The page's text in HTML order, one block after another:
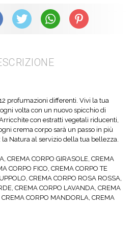
X (Twitter) WhatsAppPinterest
profumazioni differenti. Vivi la tua
volta con un nuovo spicchio di
con estratti vegetali riducenti,
crema corpo sarà un passo in più
Natura al servizio della tua bellezza.
CREMA CORPO GIRASOLE, CREMA
CORPO FICO, CREMA CORPO TE
CREMA CORPO ROSA ROSSA,
CREMA CORPO LAVANDA, CREMA
CORPO MANDORLA, CREMA